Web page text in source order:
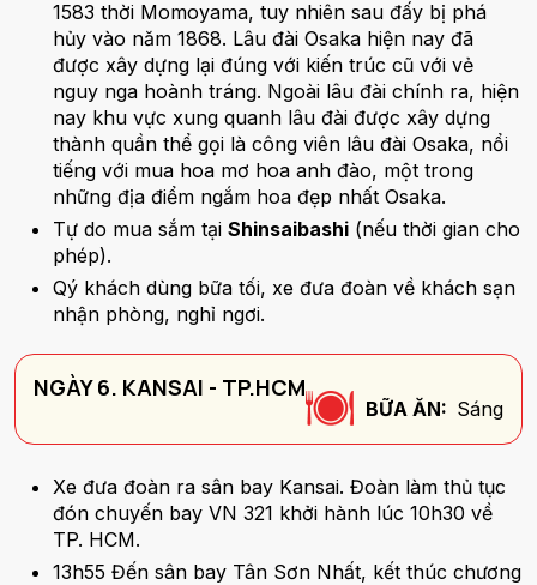
1583 thời Momoyama, tuy nhiên sau đấy bị phá
hủy vào năm 1868. Lâu đài Osaka hiện nay đã
được xây dựng lại đúng với kiến trúc cũ với vẻ
nguy nga hoành tráng. Ngoài lâu đài chính ra, hiện
nay khu vực xung quanh lâu đài được xây dựng
thành quần thể gọi là công viên lâu đài Osaka, nổi
tiếng với mua hoa mơ hoa anh đào, một trong
những địa điểm ngắm hoa đẹp nhất Osaka.
Tự do mua sắm tại Shinsaibashi (nếu thời gian cho
phép).
Qý khách dùng bữa tối, xe đưa đoàn về khách sạn
nhận phòng, nghỉ ngơi.
NGÀY 6. KANSAI - TP.HCM
BỮA ĂN: Sáng
Xe đưa đoàn ra sân bay Kansai. Đoàn làm thủ tục
đón chuyến bay VN 321 khởi hành lúc 10h30 về
TP. HCM.
13h55 Đến sân bay Tân Sơn Nhất, kết thúc chương